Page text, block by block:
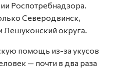
Роспотребнадзора.
Северодвинск,
Лешуконский округа.
помощь из-за укусов
— почти в два раза